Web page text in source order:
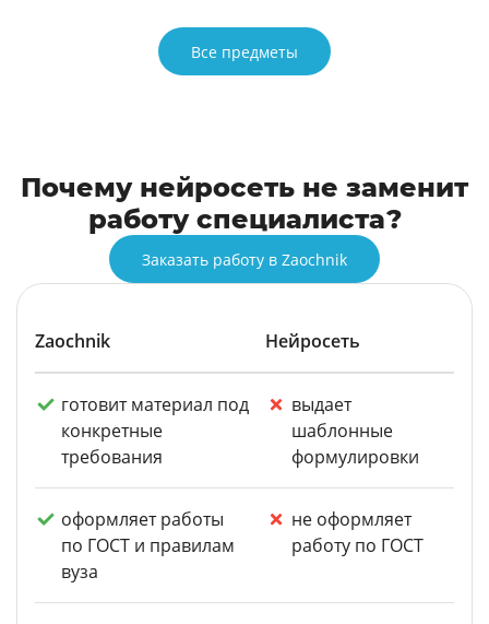
Все предметы
Почему нейросеть не заменит
работу специалиста?
Заказать работу в Zaochnik
Zaochnik Нейросеть
готовит материал под
конкретные
требования
выдает
шаблонные
формулировки
оформляет работы
по ГОСТ и правилам
вуза
не оформляет
работу по ГОСТ